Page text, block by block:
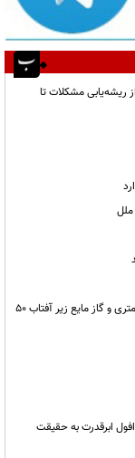
از ریشه‌یابی مشکلات تا
ریمـدان در آستانه بحران؛ ۳ هزار کامیون قفل، صف ۵۰ کیلومتری و گاز مایع زیر آفتاب ۵۰
ابرقدرت به حقیقت